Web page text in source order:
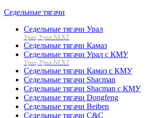
Седельные тягачи
Седельные тягачи Урал
Урал, Урал-NEXT
Седельные тягачи Камаз
Седельные тягачи Урал с КМУ
Урал, Урал-NEXT
Седельные тягачи Камаз с КМУ
Седельные тягачи Shacman
Седельные тягачи Shacman с КМУ
Седельные тягачи Dongfeng
Седельные тягачи Beiben
Седельные тягачи C&C